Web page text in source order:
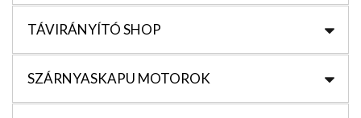
TÁVIRÁNYÍTÓ SHOP
SZÁRNYASKAPU MOTOROK